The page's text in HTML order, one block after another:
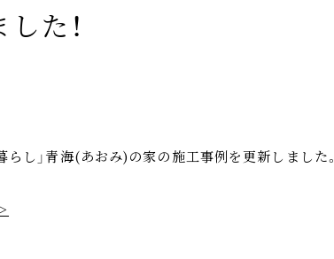
た！
らし」青海(あおみ)の家の施工事例を更新しました。